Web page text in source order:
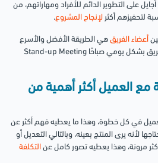
على التطوير الدائم للأفراد ومهاراتهم، من
لتحفيزهم أكثر لإنجاح المشروع.
أعضاء الفريق هي الطريقة الأفضل والأسرع
لنقل المعلومات (عادة يجتمع الفريق بشكل يومي صباحًا Stand-up Meeting
مع العميل أكثر أهمية من
في كل خطوة، وهذا ما يعطيه فهم أكثر عن
لأنه يرى المنتج بعينه، وبالتالي التعديل أو
مرونة، وهذا يعطيه تصور كامل عن التكلفة